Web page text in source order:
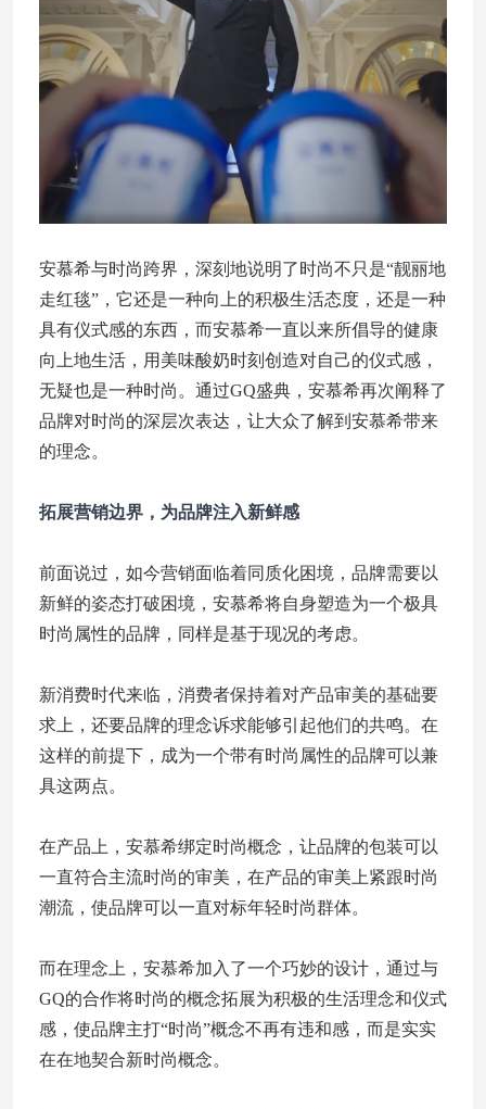
安慕希与时尚跨界，深刻地说明了时尚不只是“靓丽地
走红毯”，它还是一种向上的积极生活态度，还是一种
具有仪式感的东西，而安慕希一直以来所倡导的健康
向上地生活，用美味酸奶时刻创造对自己的仪式感，
无疑也是一种时尚。通过GQ盛典，安慕希再次阐释了
品牌对时尚的深层次表达，让大众了解到安慕希带来
的理念。
拓展营销边界，为品牌注入新鲜感
前面说过，如今营销面临着同质化困境，品牌需要以
新鲜的姿态打破困境，安慕希将自身塑造为一个极具
时尚属性的品牌，同样是基于现况的考虑。
新消费时代来临，消费者保持着对产品审美的基础要
求上，还要品牌的理念诉求能够引起他们的共鸣。在
这样的前提下，成为一个带有时尚属性的品牌可以兼
具这两点。
在产品上，安慕希绑定时尚概念，让品牌的包装可以
一直符合主流时尚的审美，在产品的审美上紧跟时尚
潮流，使品牌可以一直对标年轻时尚群体。
而在理念上，安慕希加入了一个巧妙的设计，通过与
GQ的合作将时尚的概念拓展为积极的生活理念和仪式
感，使品牌主打“时尚”概念不再有违和感，而是实实
在在地契合新时尚概念。